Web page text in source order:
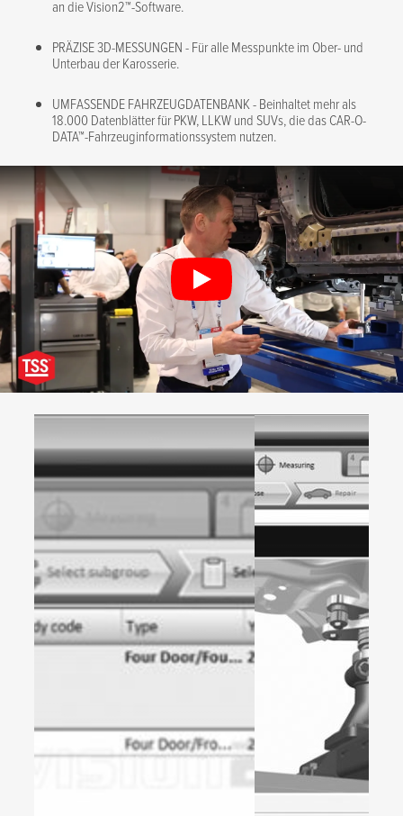
an die Vision2™-Software.
PRÄZISE 3D-MESSUNGEN - Für alle Messpunkte im Ober- und
Unterbau der Karosserie.
UMFASSENDE FAHRZEUGDATENBANK - Beinhaltet mehr als
18.000 Datenblätter für PKW, LLKW und SUVs, die das CAR-O-
DATA™-Fahrzeuginformationssystem nutzen.